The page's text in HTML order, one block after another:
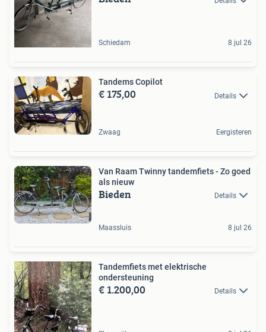
Schiedam 8 jul 26
Tandems Copilot
€ 175,00 Details
Zwaag Eergisteren
Van Raam Twinny tandemfiets - Zo goed
als nieuw
Bieden Details
Maassluis 8 jul 26
Tandemfiets met elektrische
ondersteuning
€ 1.200,00 Details